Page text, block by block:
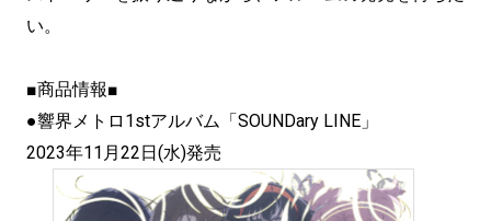
い。
■商品情報■
●響界メトロ1stアルバム「SOUNDary LINE」
2023年11月22日(水)発売